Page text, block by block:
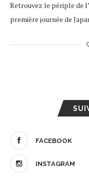
Retrouvez le périple de
première journée de
FACEBOOK
INSTAGRAM